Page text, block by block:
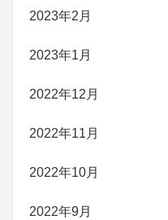
2023年2月
2023年1月
2022年12月
2022年11月
2022年10月
2022年9月